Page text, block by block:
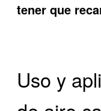
tener que
Uso y